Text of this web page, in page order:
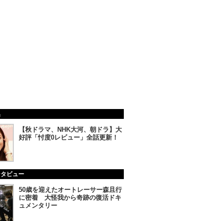
【秋ドラマ、NHK大河、朝ドラ】大
好評「忖度0レビュー」全話更新！
ビュー
50歳を迎えたオートレーサー森且行
に密着 大怪我から奇跡の復活ドキ
ュメンタリー